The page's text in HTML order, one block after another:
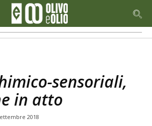
sensoriali,
in atto
2018